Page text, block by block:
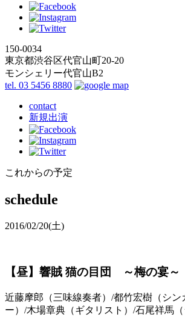
150-0034
東京都渋谷区代官山町20-20
モンシェリー代官山B2
tel. 03 5456 8880
contact
新規出演
これからの予定
schedule
2016/02/20(土)
【昼】響賊 猫の目団 ～梅の宴～
近藤摩郎（三味線奏者）/都竹宏樹（シン
ー）/木場章典（ギタリスト）/石尾祥馬